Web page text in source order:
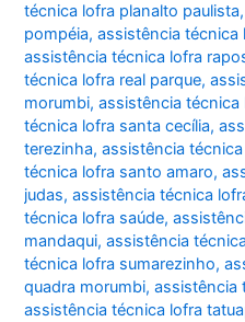
técnica lofra planalto paulista
pompéia,assistência técnica
assistência técnica lofra
técnica lofra real parque,
morumbi,assistência técnica
técnica lofra santa cecília,
terezinha,assistência
técnica lofra santo amaro,
judas,assistência técnica
técnica lofra saúde,
mandaqui,assistência
técnica lofra sumarezinho,
quadra morumbi,assistência
assistência técnica lofra